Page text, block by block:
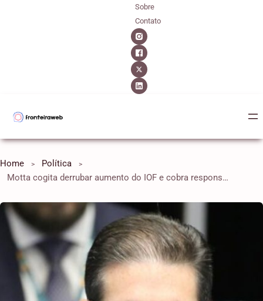
Sobre
Contato
Home
Política
Motta cogita derrubar aumento do IOF e cobra responsabilidade fiscal do governo